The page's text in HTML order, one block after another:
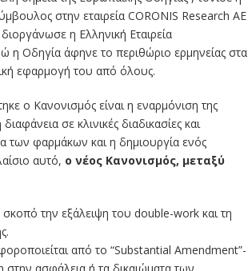
στην εταιρεία CORONIS Research AE
η Ελληνική Εταιρεία
η Οδηγία άφηνε το περιθώριο ερμηνείας στα
εφαρμογή του από όλους.
ο Κανονισμός είναι η εναρμόνιση της
σε κλινικές διαδικασίες και
των φαρμάκων και η δημιουργία ενός
αυτό, ο νέος Κανονισμός, μεταξύ
την εξάλειψη τoυ double-work και τη
από το “Substantial Amendment”-